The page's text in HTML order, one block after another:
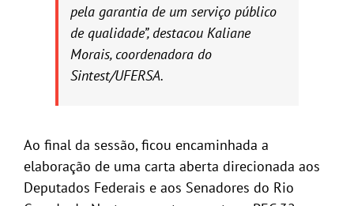
pela garantia de um serviço público
de qualidade”, destacou Kaliane
Morais, coordenadora do
Sintest/UFERSA.
Ao final da sessão, ficou encaminhada a
elaboração de uma carta aberta direcionada aos
Deputados Federais e aos Senadores do Rio